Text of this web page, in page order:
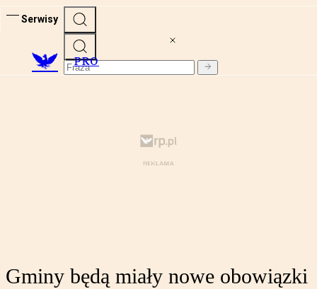
Serwisy
PRO
Gminy będą miały nowe obowiązki